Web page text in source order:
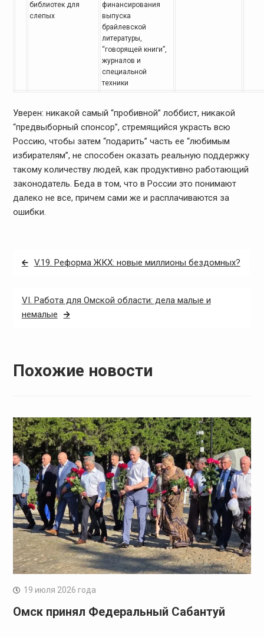
библиотек для
слепых
финансирования
выпуска
брайлевской
литературы,
“говорящей книги”,
журналов и
специальной
техники
Уверен: никакой самый “пробивной” лоббист, никакой
“предвыборный спонсор”, стремящийся украсть всю
Россию, чтобы затем “подарить” часть ее “любимым
избирателям”, не способен оказать реальную поддержку
такому количеству людей, как продуктивно работающий
законодатель. Беда в том, что в России это понимают
далеко не все, причем сами же и расплачиваются за
ошибки.
Навигация
записям
V.19. Реформа ЖКХ: новые миллионы бездомных?
VI. Работа для Омской области: дела малые и
немалые
Похожие новости
19 июля 2026 года
Омск принял Федеральный Сабантуй